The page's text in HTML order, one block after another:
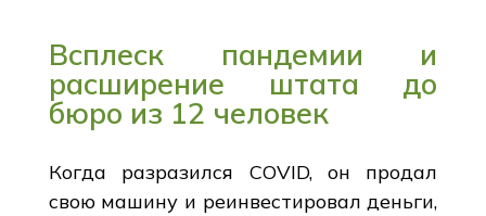
Всплеск пандемии и
расширение штата до
бюро из 12 человек
Когда разразился COVID, он продал
свою машину и реинвестировал деньги,